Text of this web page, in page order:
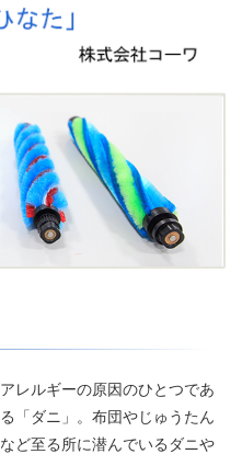
アレルギーの原因のひとつであ
る「ダニ」。布団やじゅうたん
など至る所に潜んでいるダニや